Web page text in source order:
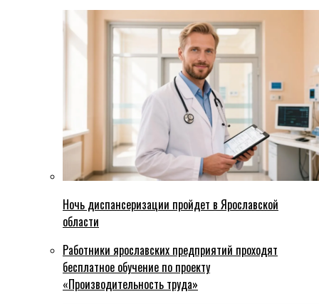
Ночь диспансеризации пройдет в Ярославской
области
Работники ярославских предприятий проходят
бесплатное обучение по проекту
«Производительность труда»